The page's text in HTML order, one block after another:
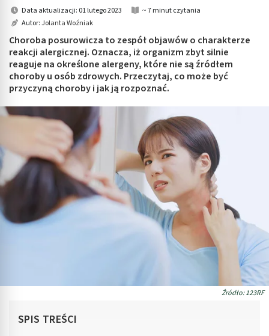
submenu: Kosmetyki
submenu: Higiena
submenu: Sprzęt medyczny
submenu: Intymne
submenu: Wellness
Data aktualizacji: 01 lutego 2023
~ 7 minut czytania
Autor:Jolanta Woźniak
Choroba posurowicza to zespół objawów o charakterze
reakcji alergicznej. Oznacza, iż organizm zbyt silnie
reaguje na określone alergeny, które nie są źródłem
choroby u osób zdrowych. Przeczytaj, co może być
przyczyną choroby i jak ją rozpoznać.
Źródło: 123RF
SPIS TREŚCI